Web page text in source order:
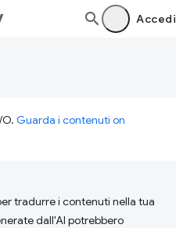
Accedi
Guarda i contenuti on
tradurre i contenuti nella tua
dall'AI potrebbero